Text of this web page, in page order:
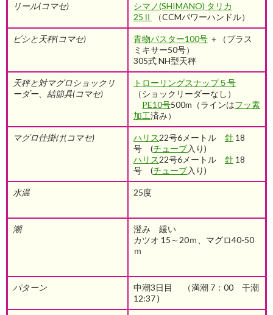
リール(コマセ)
シマノ(SHIMANO) タリカ
25Ⅱ
（CCMパワーハンドル）
ビシと天秤(コマセ) 青物バスター100号 ＋（プラス
ミキサー50号）
305式 NH型天秤
天秤と対マグロショックリ
ーダー、結節具(コマセ)
トローリングスナップ５号
（ショックリーダーなし）
PE10号500m（ラインはフッ素
加工済み）
マグロ仕掛け(コマセ) ハリス22号6メートル 針 18
号 (チューブ入り)
ハリス22号6メートル 針 18
号 (チューブ入り)
水温 25度
潮
澄み 緩い
カツオ 15～20ｍ、マグロ40-50
ｍ
パターン
中潮3日目 （満潮 7：00 干潮
12:37 )